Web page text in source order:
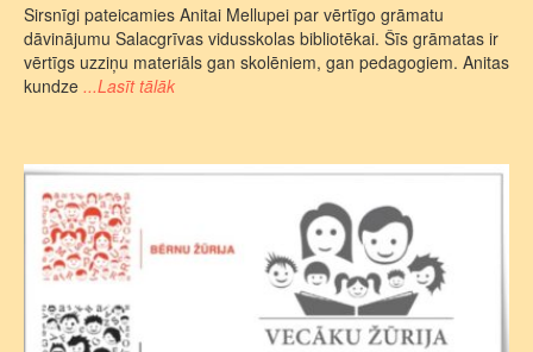
Sirsnīgi pateicamies Anitai Mellupei par vērtīgo grāmatu
dāvinājumu Salacgrīvas vidusskolas bibliotēkai. Šīs grāmatas ir
vērtīgs uzziņu materiāls gan skolēniem, gan pedagogiem. Anitas
kundze ...Lasīt tālāk